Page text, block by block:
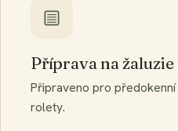
Příprava na
Připraveno pro
rolety.